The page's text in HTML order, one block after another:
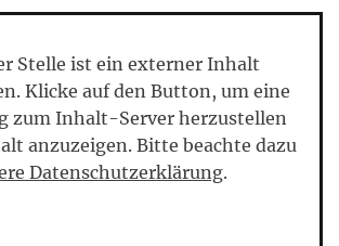
Stelle ist ein externer Inhalt
Klicke auf den Button, um eine
zum Inhalt-Server herzustellen
anzuzeigen. Bitte beachte dazu
Datenschutzerklärung.